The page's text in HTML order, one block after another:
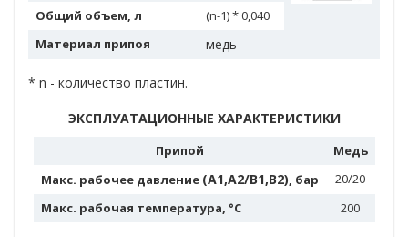
Общий объем, л
(n-1) * 0,040
Материал припоя
медь
* n - количество пластин.
ЭКСПЛУАТАЦИОННЫЕ ХАРАКТЕРИСТИКИ
Припой
Медь
Макс. рабочее давление (A1,A2/B1,B2), бар
20/20
Макс. рабочая температура, °C
200